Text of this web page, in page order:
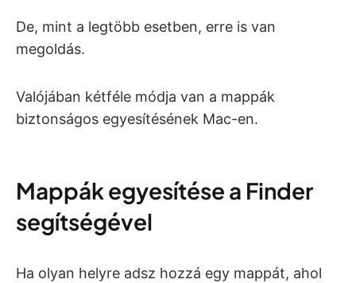
De, mint a legtöbb esetben, erre is van
megoldás.
Valójában kétféle módja van a mappák
biztonságos egyesítésének Mac-en.
Mappák egyesítése a Finder
segítségével
Ha olyan helyre adsz hozzá egy mappát, ahol